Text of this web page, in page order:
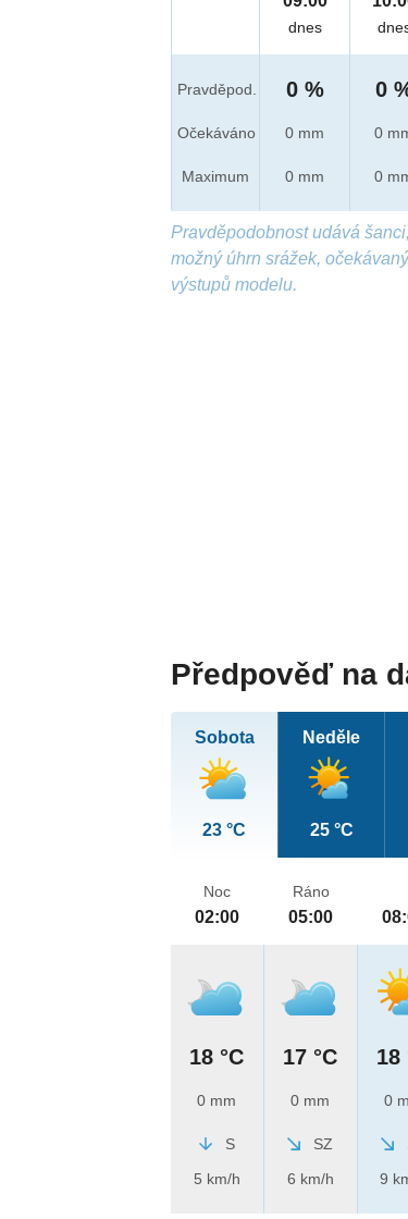
Pravděpod.
Očekáváno
Maximum
dnes
0 %
0 mm
0 mm
0
0
0
Pravděpodobnost udává
možný úhrn srážek,
výstupů modelu.
Předpověď na
Sobota
23 °C
Neděle
25 °C
Noc
02:00
18 °C
0 mm
S
5 km/h
Ráno
05:00
17 °C
0 mm
SZ
6 km/h
18
0
9